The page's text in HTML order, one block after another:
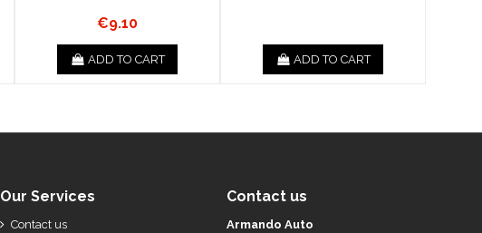
€9.10
ADD TO CART ADD TO CART
Our Services
Contact us
Contact us
Armando Auto